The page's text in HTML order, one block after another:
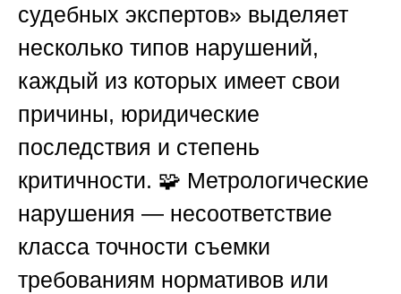
судебных экспертов» выделяет
несколько типов нарушений,
каждый из которых имеет свои
причины, юридические
последствия и степень
критичности. 🧩 Метрологические
нарушения — несоответствие
класса точности съемки
требованиям нормативов или